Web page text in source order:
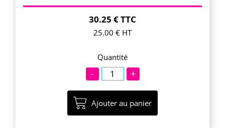
30.25 € TTC
25.00 € HT
Quantité
- +
Ajouter au panier